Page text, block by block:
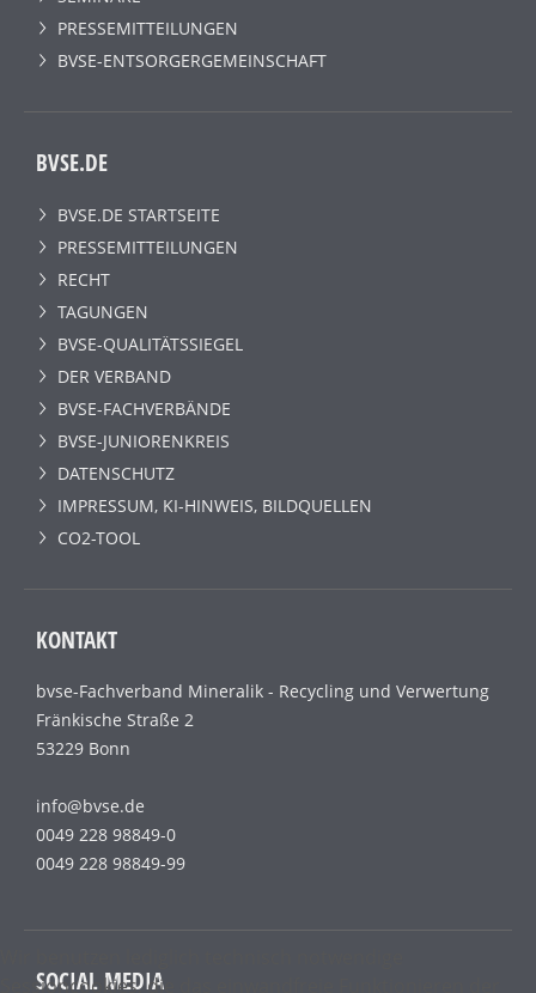
PRESSEMITTEILUNGEN
BVSE-ENTSORGERGEMEINSCHAFT
BVSE.DE
BVSE.DE STARTSEITE
PRESSEMITTEILUNGEN
RECHT
TAGUNGEN
BVSE-QUALITÄTSSIEGEL
DER VERBAND
BVSE-FACHVERBÄNDE
BVSE-JUNIORENKREIS
DATENSCHUTZ
IMPRESSUM, KI-HINWEIS, BILDQUELLEN
CO2-TOOL
KONTAKT
bvse-Fachverband Mineralik - Recycling und Verwertung
Fränkische Straße 2
53229 Bonn
info@bvse.de
0049 228 98849-0
0049 228 98849-99
SOCIAL MEDIA
Sessioncookies, die das einwandfreie Funktionieren der